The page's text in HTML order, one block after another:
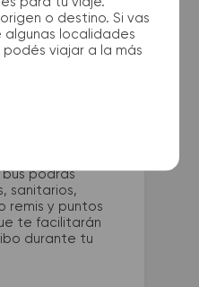
o destino. Si vas
localidades
viajar a la más
las
de Pigue
Terminal -
terminal de
se
podrás
sanitarios,
remis y puntos
te facilitarán
durante tu